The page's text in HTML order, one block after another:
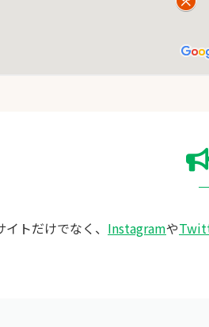
トだけでなく、 Instagramや